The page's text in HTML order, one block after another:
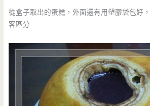
從盒子取出的蛋糕，外面還有用塑膠袋包好
客區分